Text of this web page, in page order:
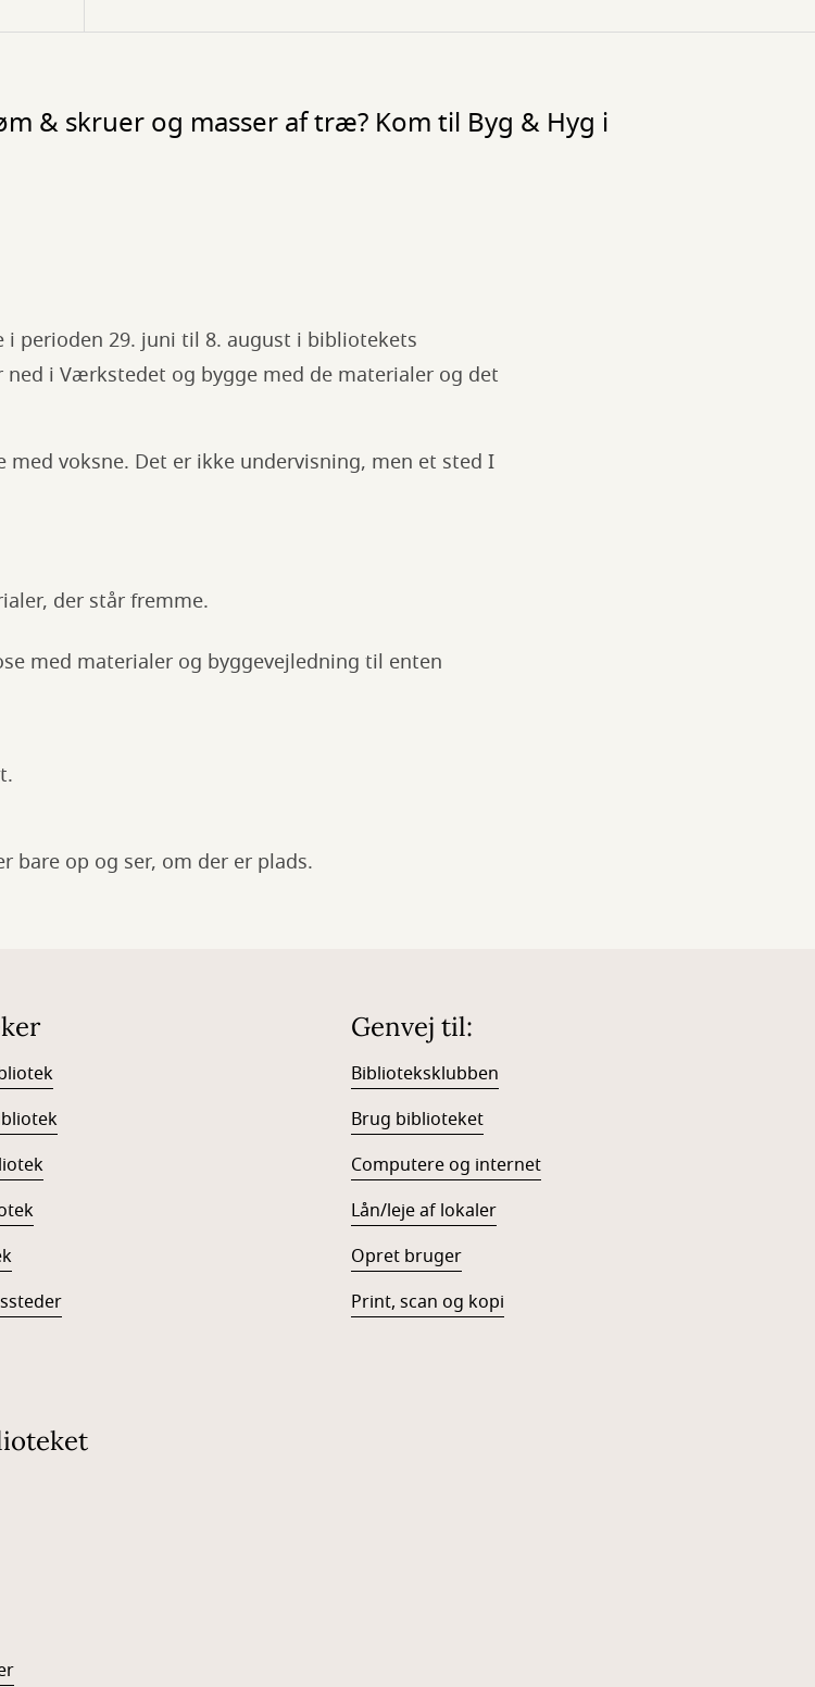
& skruer og masser af træ? Kom til Byg & Hyg i
i perioden 29. juni til 8. august i bibliotekets
i Værkstedet og bygge med de materialer og det
med voksne. Det er ikke undervisning, men et sted I
der står fremme.
med materialer og byggevejledning til enten
bare op og ser, om der er plads.
Genvej til:
Biblioteksklubben
Brug biblioteket
Computere og internet
Lån/leje af lokaler
Opret bruger
Print, scan og kopi